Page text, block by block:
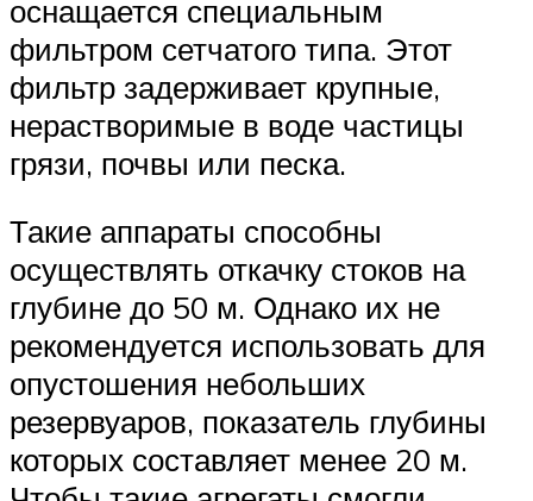
оснащается специальным
фильтром сетчатого типа. Этот
фильтр задерживает крупные,
нерастворимые в воде частицы
грязи, почвы или песка.
Такие аппараты способны
осуществлять откачку стоков на
глубине до 50 м. Однако их не
рекомендуется использовать для
опустошения небольших
резервуаров, показатель глубины
которых составляет менее 20 м.